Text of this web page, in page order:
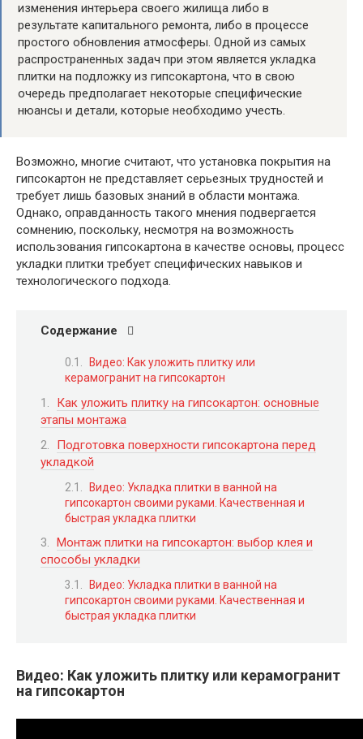
изменения интерьера своего жилища либо в
результате капитального ремонта, либо в процессе
простого обновления атмосферы. Одной из самых
распространенных задач при этом является укладка
плитки на подложку из гипсокартона, что в свою
очередь предполагает некоторые специфические
нюансы и детали, которые необходимо учесть.
Возможно, многие считают, что установка покрытия на
гипсокартон не представляет серьезных трудностей и
требует лишь базовых знаний в области монтажа.
Однако, оправданность такого мнения подвергается
сомнению, поскольку, несмотря на возможность
использования гипсокартона в качестве основы, процесс
укладки плитки требует специфических навыков и
технологического подхода.
Содержание
Видео: Как уложить плитку или
керамогранит на гипсокартон
Как уложить плитку на гипсокартон: основные
этапы монтажа
Подготовка поверхности гипсокартона перед
укладкой
Видео: Укладка плитки в ванной на
гипсокартон своими руками. Качественная и
быстрая укладка плитки
Монтаж плитки на гипсокартон: выбор клея и
способы укладки
Видео: Укладка плитки в ванной на
гипсокартон своими руками. Качественная и
быстрая укладка плитки
Видео: Как уложить плитку или керамогранит
на гипсокартон